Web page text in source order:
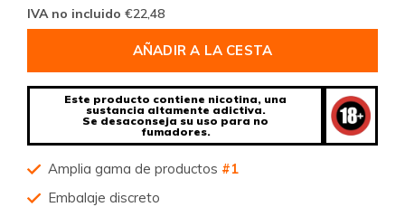
IVA no incluido €22,48
AÑADIR A LA CESTA
Este producto contiene nicotina, una
sustancia altamente adictiva.
Se desaconseja su uso para no
fumadores.
Amplia gama de productos #1
Embalaje discreto